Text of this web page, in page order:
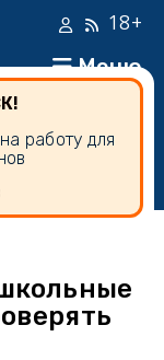
Меню
18+
работу для